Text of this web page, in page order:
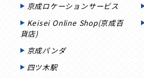
京成ロケーションサービス
Keisei Online Shop(京成百
貨店)
京成パンダ
四ツ木駅